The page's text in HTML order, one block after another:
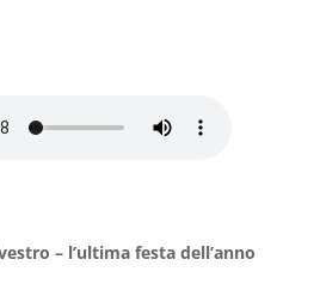
– l’ultima festa dell’anno